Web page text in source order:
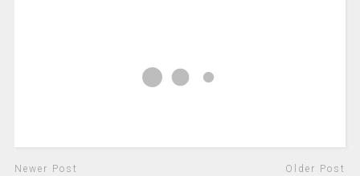
Newer Post Older Post